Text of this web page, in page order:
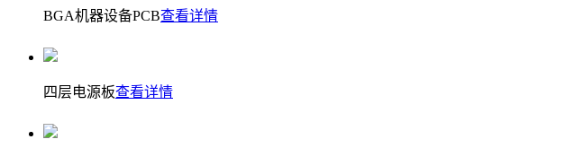
BGA机器设备PCB查看详情
四层电源板查看详情